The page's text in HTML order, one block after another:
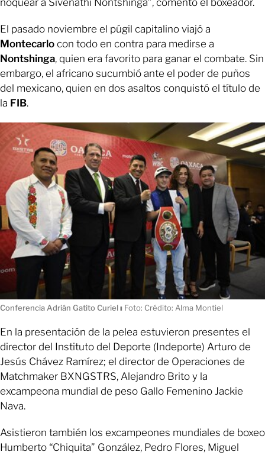
El pasado noviembre el púgil capitalino viajó a
Montecarlo con todo en contra para medirse a
Nontshinga, quien era favorito para ganar el combate. Sin
embargo, el africano sucumbió ante el poder de puños
del mexicano, quien en dos asaltos conquistó el título de
la FIB.
Conferencia Adrián Gatito Curielı Foto: Crédito: Alma Montiel
En la presentación de la pelea estuvieron presentes el
director del Instituto del Deporte (Indeporte) Arturo de
Jesús Chávez Ramírez; el director de Operaciones de
Matchmaker BXNGSTRS, Alejandro Brito y la
excampeona mundial de peso Gallo Femenino Jackie
Nava.
Asistieron también los excampeones mundiales de boxeo
Humberto “Chiquita” González, Pedro Flores, Miguel